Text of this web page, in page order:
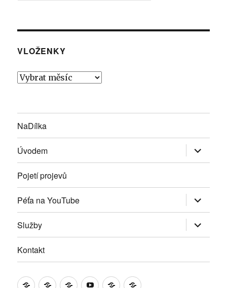
VLOŽENKY
Vloženky
NaDílka
Úvodem Zobrazit
položky
Pojetí projevů
Péťa na YouTube Zobrazit
položky
Služby
Zobrazit
položky
Kontakt
NaDílkaÚvodem
PojetíPéťa SlužbyKontakt